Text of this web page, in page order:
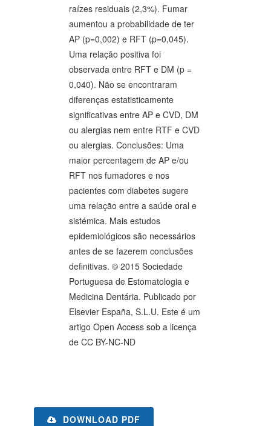
raízes residuais (2,3%). Fumar
aumentou a probabilidade de ter
AP (p=0,002) e RFT (p=0,045).
Uma relação positiva foi
observada entre RFT e DM (p =
0,040). Não se encontraram
diferenças estatisticamente
significativas entre AP e CVD, DM
ou alergias nem entre RTF e CVD
ou alergias. Conclusões: Uma
maior percentagem de AP e/ou
RFT nos fumadores e nos
pacientes com diabetes sugere
uma relação entre a saúde oral e
sistémica. Mais estudos
epidemiológicos são necessários
antes de se fazerem conclusões
definitivas. © 2015 Sociedade
Portuguesa de Estomatologia e
Medicina Dentária. Publicado por
Elsevier España, S.L.U. Este é um
artigo Open Access sob a licença
de CC BY-NC-ND
DOWNLOAD PDF